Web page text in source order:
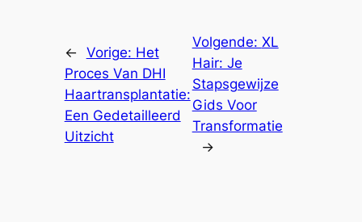
← Vorige: Het
Proces Van DHI
Haartransplantatie:
Een Gedetailleerd
Uitzicht
Volgende: XL
Hair: Je
Stapsgewijze
Gids Voor
Transformatie
→